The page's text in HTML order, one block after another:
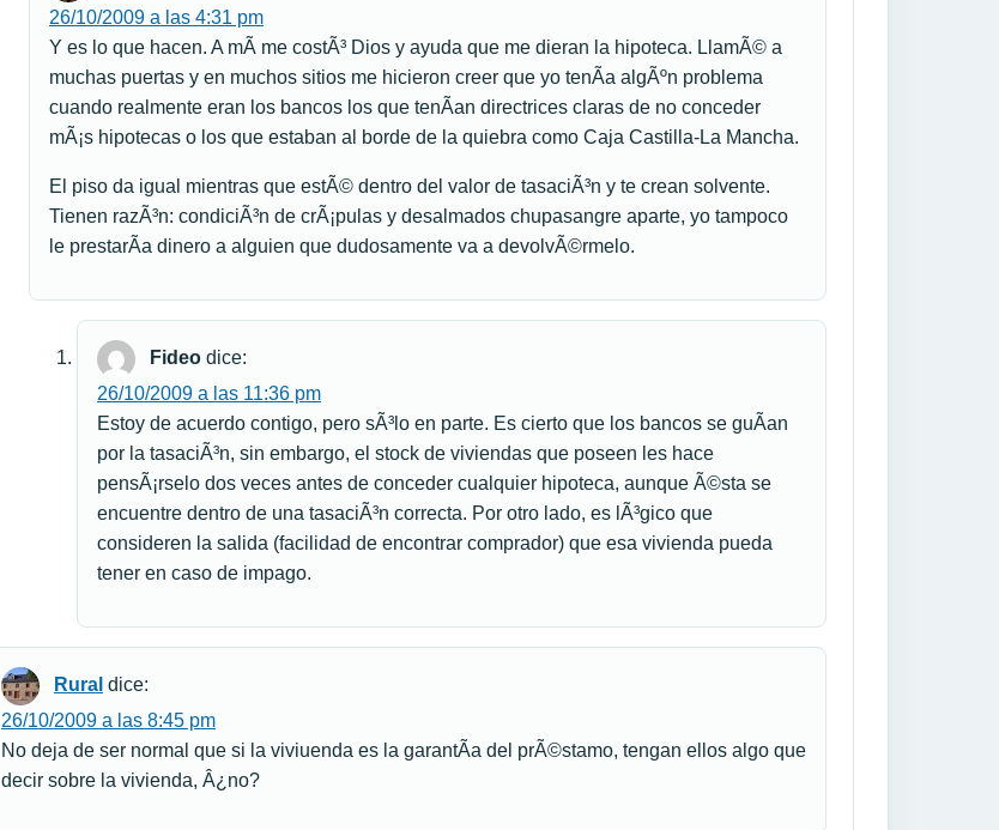
26/10/2009 a las 4:31 pm
Y es lo que hacen. A mÃ­ me costÃ³ Dios y ayuda que me dieran la hipoteca. LlamÃ© a
muchas puertas y en muchos sitios me hicieron creer que yo tenÃ­a algÃºn problema
cuando realmente eran los bancos los que tenÃ­an directrices claras de no conceder
mÃ¡s hipotecas o los que estaban al borde de la quiebra como Caja Castilla-La Mancha.
El piso da igual mientras que estÃ© dentro del valor de tasaciÃ³n y te crean solvente.
Tienen razÃ³n: condiciÃ³n de crÃ¡pulas y desalmados chupasangre aparte, yo tampoco
le prestarÃ­a dinero a alguien que dudosamente va a devolvÃ©rmelo.
Fideo dice:
26/10/2009 a las 11:36 pm
Estoy de acuerdo contigo, pero sÃ³lo en parte. Es cierto que los bancos se guÃ­an
por la tasaciÃ³n, sin embargo, el stock de viviendas que poseen les hace
pensÃ¡rselo dos veces antes de conceder cualquier hipoteca, aunque Ã©sta se
encuentre dentro de una tasaciÃ³n correcta. Por otro lado, es lÃ³gico que
consideren la salida (facilidad de encontrar comprador) que esa vivienda pueda
tener en caso de impago.
Rural dice:
26/10/2009 a las 8:45 pm
No deja de ser normal que si la viviuenda es la garantÃ­a del prÃ©stamo, tengan ellos algo que
decir sobre la vivienda, Â¿no?